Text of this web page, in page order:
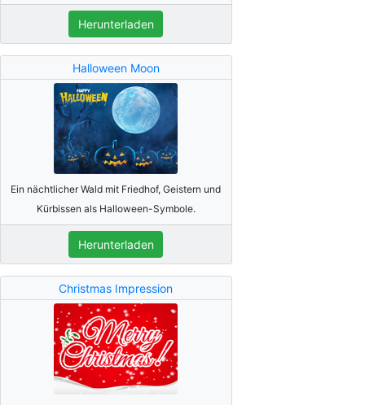
Herunterladen
Halloween Moon
Ein nächtlicher Wald mit Friedhof, Geistern und
Kürbissen als Halloween-Symbole.
Herunterladen
Christmas Impression